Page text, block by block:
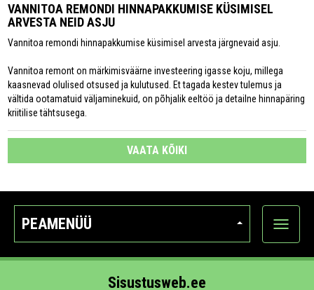
VANNITOA REMONDI HINNAPAKKUMISE KÜSIMISEL
ARVESTA NEID ASJU
Vannitoa remondi hinnapakkumise küsimisel arvesta järgnevaid asju.
Vannitoa remont on märkimisväärne investeering igasse koju, millega
kaasnevad olulised otsused ja kulutused. Et tagada kestev tulemus ja
vältida ootamatuid väljaminekuid, on põhjalik eeltöö ja detailne hinnapäring
kriitilise tähtsusega.
VAATA KÕIKI
PEAMENÜÜ
Ava
Sisustusweb.ee